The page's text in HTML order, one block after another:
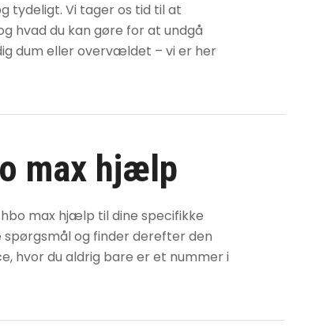
tydeligt. Vi tager os tid til at
hvad du kan gøre for at undgå
dum eller overvældet – vi er her
max hjælp
hbo max hjælp til dine specifikke
og finder derefter den
hvor du aldrig bare er et nummer i